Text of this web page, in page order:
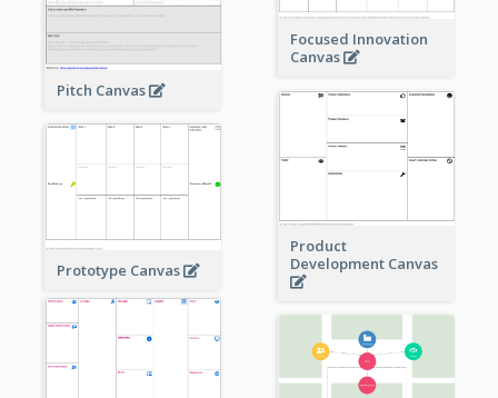
Pitch Canvas
Focused Innovation
Canvas
Product
Development Canvas
Prototype Canvas